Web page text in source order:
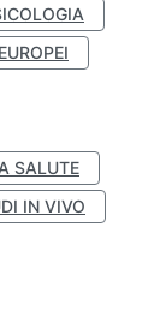
SALUTE
IN VIVO